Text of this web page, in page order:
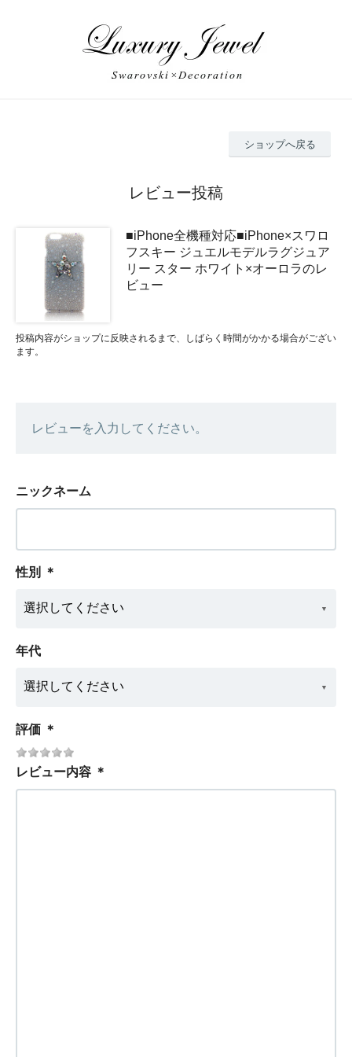
ショップへ戻る
レビュー投稿
■iPhone全機種対応■iPhone×スワロ
フスキー ジュエルモデルラグジュア
リー スター ホワイト×オーロラのレ
ビュー
投稿内容がショップに反映されるまで、しばらく時間がかかる場合がござい
ます。
レビューを入力してください。
ニックネーム
性別 ＊
年代
評価 ＊
レビュー内容 ＊